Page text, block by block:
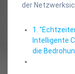
der
1.
Intelligente
die